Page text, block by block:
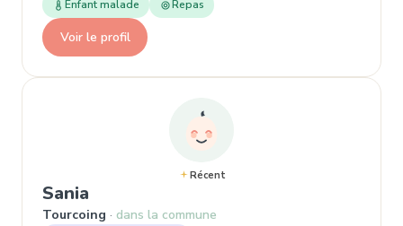
Enfant malade
Repas
Voir le profil
Récent
Sania
Tourcoing dans la commune